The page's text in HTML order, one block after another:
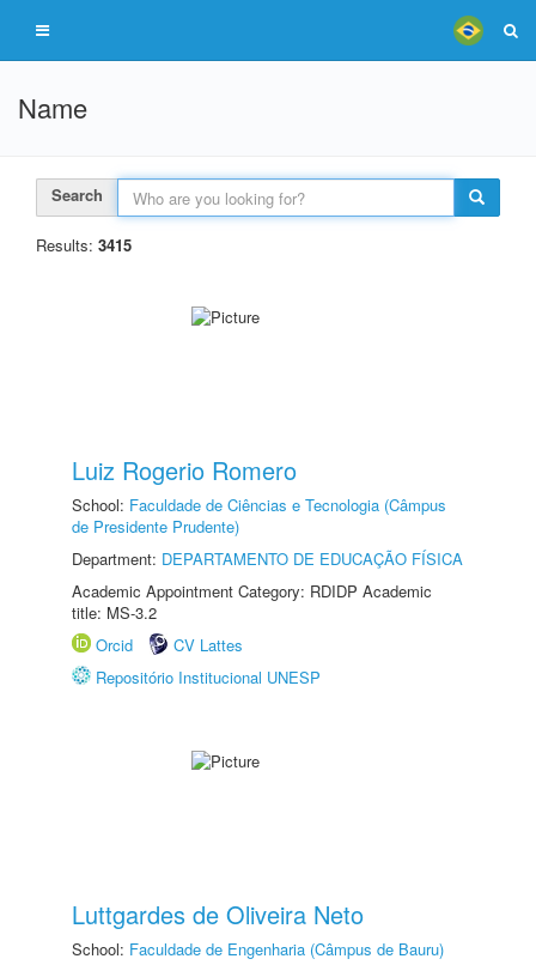
Name
Search
Results: 3415
Luiz Rogerio Romero
School: Faculdade de Ciências e Tecnologia (Câmpus
de Presidente Prudente)
Department: DEPARTAMENTO DE EDUCAÇÃO FÍSICA
Academic Appointment Category: RDIDP Academic
title: MS-3.2
Orcid
CV Lattes
Repositório Institucional UNESP
Luttgardes de Oliveira Neto
School: Faculdade de Engenharia (Câmpus de Bauru)